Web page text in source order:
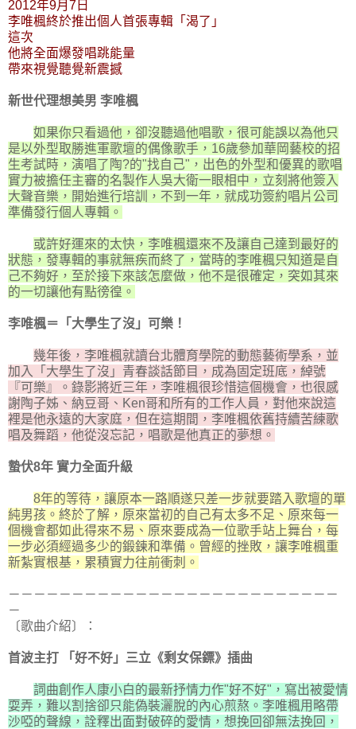
2012年9月7日
李唯楓終於推出個人首張專輯「渴了」
這次
他將全面爆發唱跳能量
帶來視覺聽覺新震撼
新世代理想美男 李唯楓
如果你只看過他，卻沒聽過他唱歌，很可能誤以為他只
是以外型取勝進軍歌壇的偶像歌手，16歲參加華岡藝校的招
生考試時，演唱了陶?的"找自己"，出色的外型和優異的歌唱
實力被擔任主審的名製作人吳大衛一眼相中，立刻將他簽入
大聲音樂，開始進行培訓，不到一年，就成功簽約唱片公司
準備發行個人專輯。
或許好運來的太快，李唯楓還來不及讓自己達到最好的
狀態，發專輯的事就無疾而終了，當時的李唯楓只知道是自
己不夠好，至於接下來該怎麼做，他不是很確定，突如其來
的一切讓他有點徬徨。
李唯楓＝「大學生了沒」可樂！
幾年後，李唯楓就讀台北體育學院的動態藝術學系，並
加入「大學生了沒」青春談話節目，成為固定班底，綽號
『可樂』。錄影將近三年，李唯楓很珍惜這個機會，也很感
謝陶子姊、納豆哥、Ken哥和所有的工作人員，對他來說這
裡是他永遠的大家庭，但在這期間，李唯楓依舊持續苦練歌
唱及舞蹈，他從沒忘記，唱歌是他真正的夢想。
蟄伏8年 實力全面升級
8年的等待，讓原本一路順遂只差一步就要踏入歌壇的單
純男孩。終於了解，原來當初的自己有太多不足、原來每一
個機會都如此得來不易、原來要成為一位歌手站上舞台，每
一步必須經過多少的鍛鍊和準備。曾經的挫敗，讓李唯楓重
新紮實根基，累積實力往前衝刺。
－－－－－－－－－－－－－－－－－－－－－－－－－－
－
〔歌曲介紹〕：
首波主打 「好不好」三立《剩女保鏢》插曲
詞曲創作人康小白的最新抒情力作"好不好"，寫出被愛情
耍弄，難以割捨卻只能偽裝灑脫的內心煎熬。李唯楓用略帶
沙啞的聲線，詮釋出面對破碎的愛情，想挽回卻無法挽回，